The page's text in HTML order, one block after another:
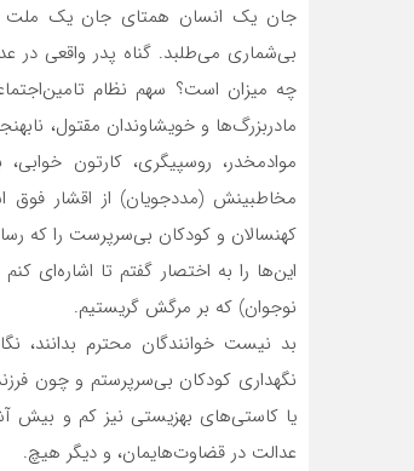
جان یک انسان همتای جان یک ملت
بی‌شماری می‌طلبد. گناه پدر واقعی در
چه میزان است؟ سهم نظام
مادربزرگ‌ها و خویشاوندان مقتول،
موادمخدر، روسپیگری، کارتون
مخاطبینش (مددجویان) از اقشار فوق
کهنسالان و کودکان بی‌سرپرست را که
این‌ها را به اختصار گفتم تا
نوجوان) که بر مرگش گریستیم.
نگهداری کودکان بی‌سرپرستم و چون
یا کاستی‌های بهزیستی نیز کم و
عدالت در قضاوت‌هایمان، و دیگر هیچ.